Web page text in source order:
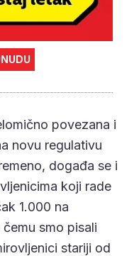
povezana i
novu regulativu
događa se i
koji rade
1.000 na
smo pisali
stariji od